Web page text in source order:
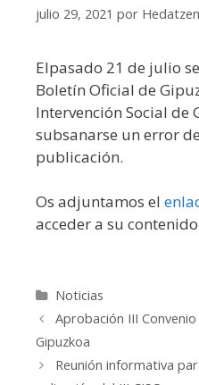
julio 29, 2021 por Hedatzen
Elpasado 21 de julio
Boletín Oficial de
Intervención Social de
subsanarse un error
publicación.
Os adjuntamos el
acceder a su
Categorías
Noticias
Aprobación III
Gipuzkoa
Reunión informativa